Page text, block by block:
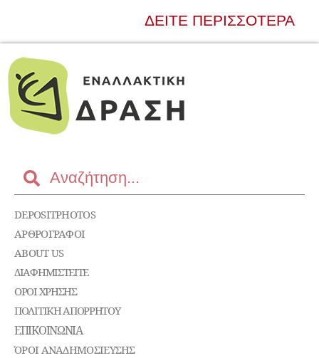
ΔΕΊΤΕ ΠΕΡΙΣΣΌΤΕΡΑ
DEPOSITPHOTOS
ΑΡΘΡΟΓΡΑΦΟΙ
ABOUT US
ΔΙΑΦΗΜΙΣΤΕΊΤΕ
ΌΡΟΙ ΧΡΉΣΗΣ
ΠΟΛΙΤΙΚΉ ΑΠΟΡΡΉΤΟΥ
ΕΠΙΚΟΙΝΩΝΊΑ
ΌΡΟΙ ΑΝΑΔΗΜΟΣΙΕΥΣΗΣ